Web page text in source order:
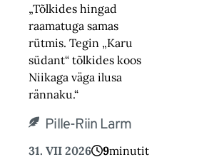
„Tõlkides hingad
raamatuga samas
rütmis. Tegin „Karu
südant“ tõlkides koos
Niikaga väga ilusa
rännaku.“
Pille-Riin Larm
31. VII 2026 9minutit